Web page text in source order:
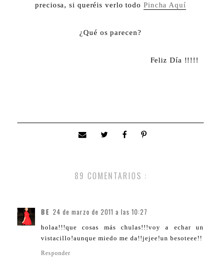
preciosa, si queréis verlo todo Pincha Aquí
¿Qué os parecen?
Feliz Día !!!!!
89 COMENTARIOS :
BE 24 de marzo de 2011 a las 10:27
holaa!!!que cosas más chulas!!!voy a echar un
vistacillo!aunque miedo me da!!jejee!un besoteee!!
Responder